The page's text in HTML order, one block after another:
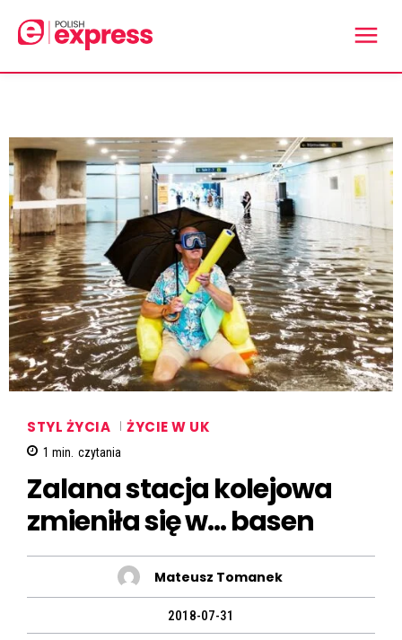
STYL ŻYCIA ŻYCIE W UK
1 min. czytania
Zalana stacja kolejowa
zmieniła się w… basen
Mateusz Tomanek
2018-07-31